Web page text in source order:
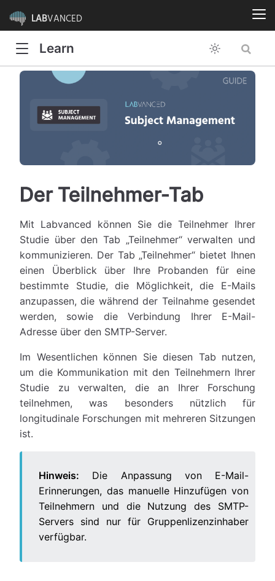
LABVANCED
Learn
Der Teilnehmer-Tab
Mit Labvanced können Sie die Teilnehmer Ihrer
Studie über den Tab „Teilnehmer“ verwalten und
kommunizieren. Der Tab „Teilnehmer“ bietet Ihnen
einen Überblick über Ihre Probanden für eine
bestimmte Studie, die Möglichkeit, die E-Mails
anzupassen, die während der Teilnahme gesendet
werden, sowie die Verbindung Ihrer E-Mail-
Adresse über den SMTP-Server.
Im Wesentlichen können Sie diesen Tab nutzen,
um die Kommunikation mit den Teilnehmern Ihrer
Studie zu verwalten, die an Ihrer Forschung
teilnehmen, was besonders nützlich für
longitudinale Forschungen mit mehreren Sitzungen
ist.
Hinweis: Die Anpassung von E-Mail-
Erinnerungen, das manuelle Hinzufügen von
Teilnehmern und die Nutzung des SMTP-
Servers sind nur für Gruppenlizenzinhaber
verfügbar.